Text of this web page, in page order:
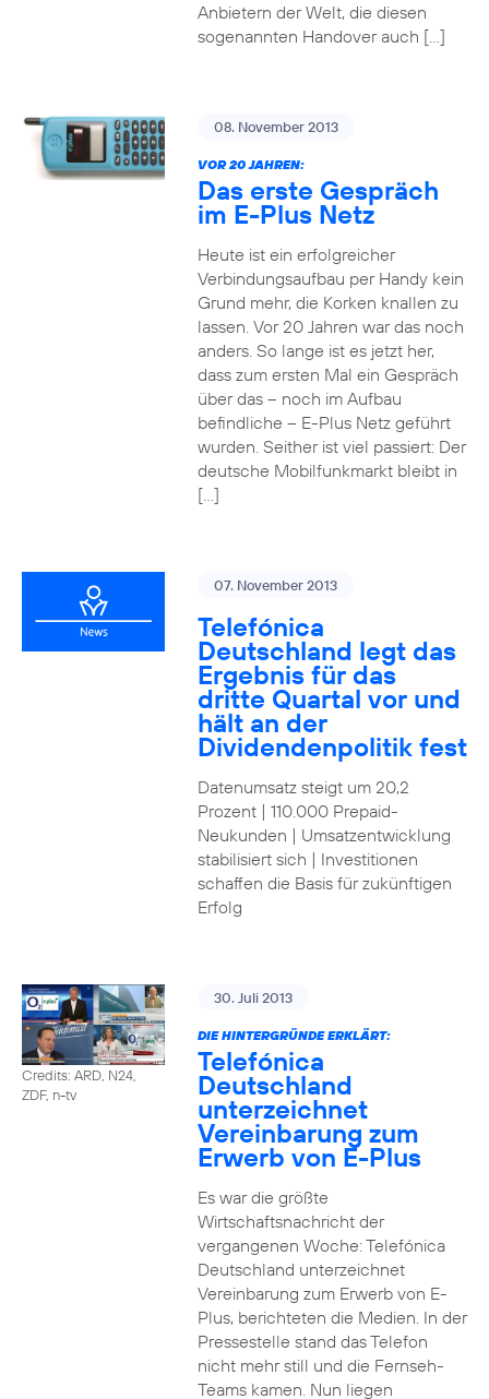
Anbietern der Welt, die diesen
sogenannten Handover auch […]
08. November 2013
VOR 20 JAHREN:
Das erste Gespräch
im E-Plus Netz
Heute ist ein erfolgreicher
Verbindungsaufbau per Handy kein
Grund mehr, die Korken knallen zu
lassen. Vor 20 Jahren war das noch
anders. So lange ist es jetzt her,
dass zum ersten Mal ein Gespräch
über das – noch im Aufbau
befindliche – E-Plus Netz geführt
wurden. Seither ist viel passiert: Der
deutsche Mobilfunkmarkt bleibt in
[…]
07. November 2013
Telefónica
Deutschland legt das
Ergebnis für das
dritte Quartal vor und
hält an der
Dividendenpolitik fest
Datenumsatz steigt um 20,2
Prozent | 110.000 Prepaid-
Neukunden | Umsatzentwicklung
stabilisiert sich | Investitionen
schaffen die Basis für zukünftigen
Erfolg
Credits: ARD, N24,
ZDF, n-tv
30. Juli 2013
DIE HINTERGRÜNDE ERKLÄRT:
Telefónica
Deutschland
unterzeichnet
Vereinbarung zum
Erwerb von E-Plus
Es war die größte
Wirtschaftsnachricht der
vergangenen Woche: Telefónica
Deutschland unterzeichnet
Vereinbarung zum Erwerb von E-
Plus, berichteten die Medien. In der
Pressestelle stand das Telefon
nicht mehr still und die Fernseh-
Teams kamen. Nun liegen